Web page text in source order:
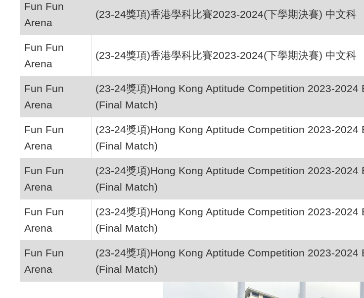
Fun Fun
Arena
(23-24獎項)香港學科比賽2023-2024(下學期決賽) 中文科
Fun Fun
Arena
(23-24獎項)香港學科比賽2023-2024(下學期決賽) 中文科
Fun Fun
Arena
(23-24獎項)Hong Kong Aptitude Competition 2023-
(Final Match)
Fun Fun
Arena
(23-24獎項)Hong Kong Aptitude Competition 2023-
(Final Match)
Fun Fun
Arena
(23-24獎項)Hong Kong Aptitude Competition 2023-
(Final Match)
Fun Fun
Arena
(23-24獎項)Hong Kong Aptitude Competition 2023-
(Final Match)
Fun Fun
Arena
(23-24獎項)Hong Kong Aptitude Competition 2023-
(Final Match)